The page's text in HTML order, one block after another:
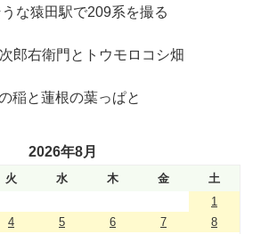
な猿田駅で209系を撮る
郎右衛門とトウモロコシ畑
稲と蓮根の葉っぱと
2026年8月
火 水 木 金
土
1
4 5 6 7
8